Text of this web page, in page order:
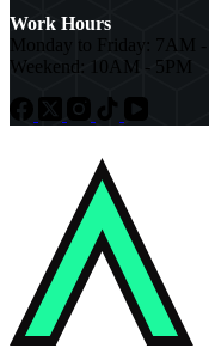
Work Hours
Monday to Friday: 7AM -
Weekend: 10AM - 5PM